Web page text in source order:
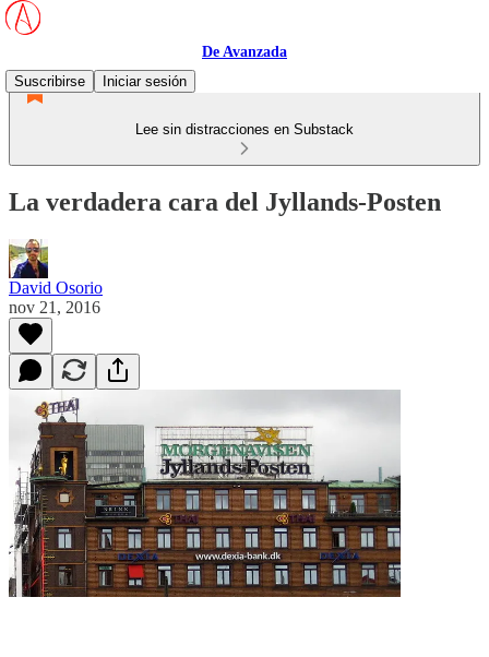
De Avanzada
Suscribirse
Iniciar sesión
Lee sin distracciones en Substack
La verdadera cara del Jyllands-Posten
David Osorio
nov 21, 2016